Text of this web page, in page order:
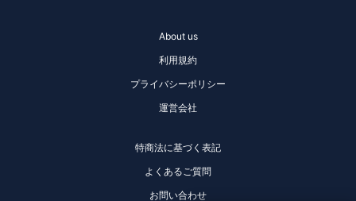
About us
利用規約
プライバシーポリシー
運営会社
特商法に基づく表記
よくあるご質問
お問い合わせ